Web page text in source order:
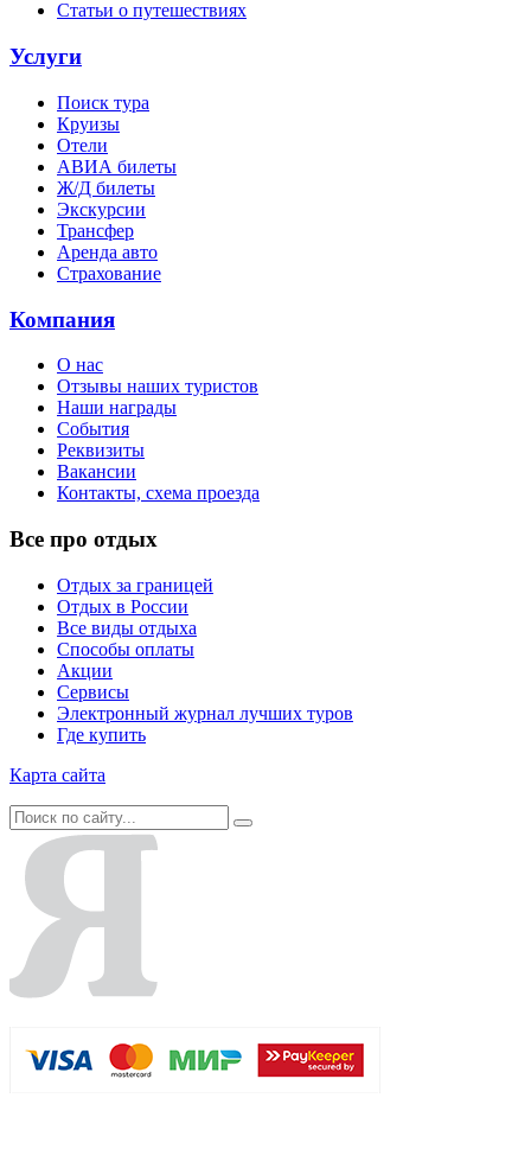
Статьи о путешествиях
Услуги
Поиск тура
Круизы
Отели
АВИА билеты
Ж/Д билеты
Экскурсии
Трансфер
Аренда авто
Страхование
Компания
О нас
Отзывы наших туристов
Наши награды
События
Реквизиты
Вакансии
Контакты, схема проезда
Все про отдых
Отдых за границей
Отдых в России
Все виды отдыха
Способы оплаты
Акции
Сервисы
Электронный журнал лучших туров
Где купить
Карта сайта